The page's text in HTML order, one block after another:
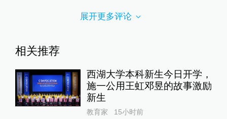
展开更多评论
相关推荐
西湖大学本科新生今日开学，
施一公用王虹邓昱的故事激励
新生
教育家 15小时前